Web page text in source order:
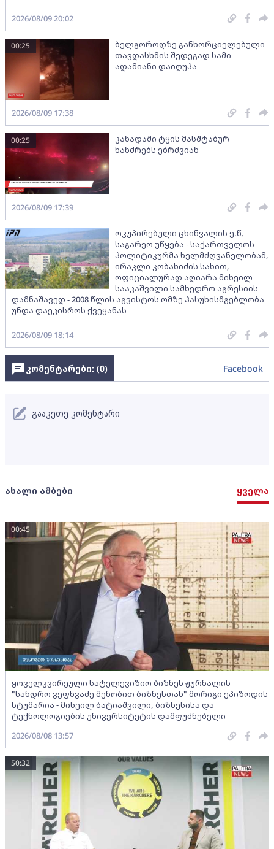
2026/08/09 20:02
ბელგოროდზე განხორციელებული
თავდასხმის შედეგად სამი
ადამიანი დაიღუპა
00:25
2026/08/09 17:38
კანადაში ტყის მასშტაბურ
ხანძრებს ებრძვიან
00:25
2026/08/09 17:39
ოკუპირებული ცხინვალის ე.წ.
საგარეო უწყება - საქართველოს
პოლიტიკურმა ხელმძღვანელობამ,
ირაკლი კობახიძის სახით,
ოფიციალურად აღიარა მიხეილ
სააკაშვილი სამხედრო აგრესიის
დამნაშავედ - 2008 წლის აგვისტოს ომზე პასუხისმგებლობა
უნდა დაეკისროს ქვეყანას
2026/08/09 18:14
ახალი ამბები ყველა
ყოველკვირეული სატელევიზიო ბიზნეს ჟურნალის
"სანდრო ვეფხვაძე შენობით ბიზნესთან" მორიგი ეპიზოდის
სტუმარია - მიხეილ ბატიაშვილი, ბიზნესისა და
ტექნოლოგიების უნივერსიტეტის დამფუძნებელი
00:45
2026/08/08 13:57
50:32
კომენტარები: (0) Facebook
გააკეთე კომენტარი